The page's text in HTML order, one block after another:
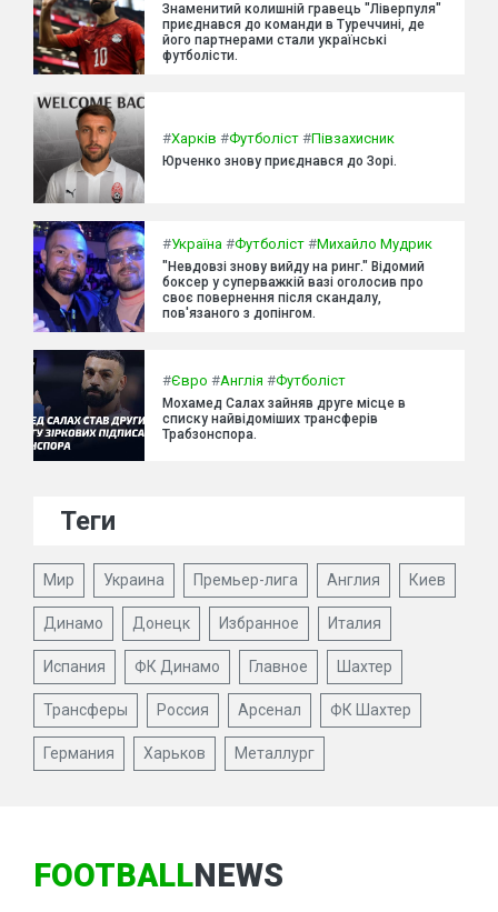
Знаменитий колишній гравець "Ліверпуля"
приєднався до команди в Туреччині, де
його партнерами стали українські
футболісти.
#Харків #Футболіст #Півзахисник
Юрченко знову приєднався до Зорі.
#Україна #Футболіст #Михайло Мудрик
"Невдовзі знову вийду на ринг." Відомий
боксер у суперважкій вазі оголосив про
своє повернення після скандалу,
пов'язаного з допінгом.
#Євро #Англія #Футболіст
Мохамед Салах зайняв друге місце в
списку найвідоміших трансферів
Трабзонспора.
Теги
Мир Украина Премьер-лига Англия Киев
Динамо Донецк Избранное Италия
Испания ФК Динамо Главное Шахтер
Трансферы Россия Арсенал ФК Шахтер
Германия Харьков Металлург
FOOTBALLNEWS